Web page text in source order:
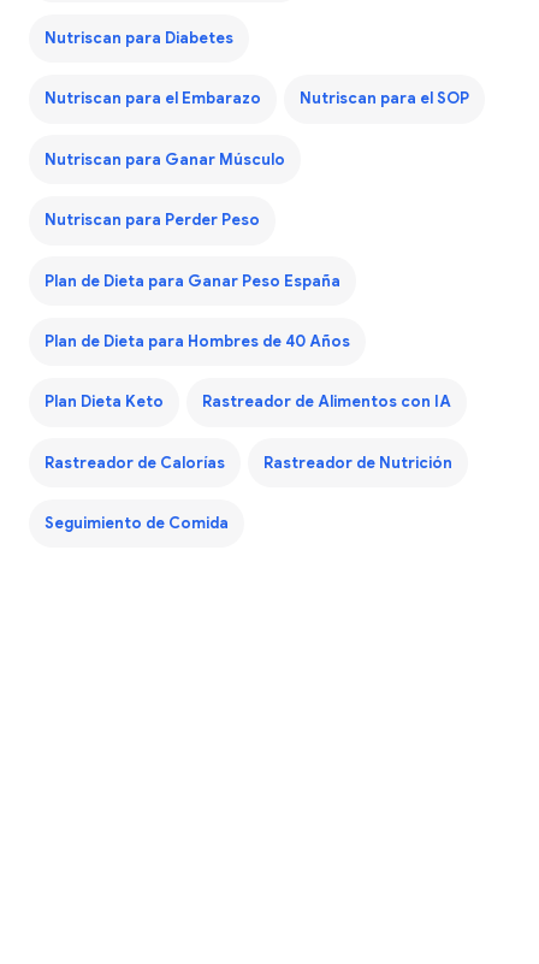
Nutriscan para Diabetes
Nutriscan para el Embarazo Nutriscan para el SOP
Nutriscan para Ganar Músculo
Nutriscan para Perder Peso
Plan de Dieta para Ganar Peso España
Plan de Dieta para Hombres de 40 Años
Plan Dieta Keto Rastreador de Alimentos con IA
Rastreador de Calorías Rastreador de Nutrición
Seguimiento de Comida